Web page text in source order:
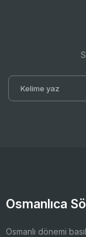
Osmanlıca
Osmanlı dönemi